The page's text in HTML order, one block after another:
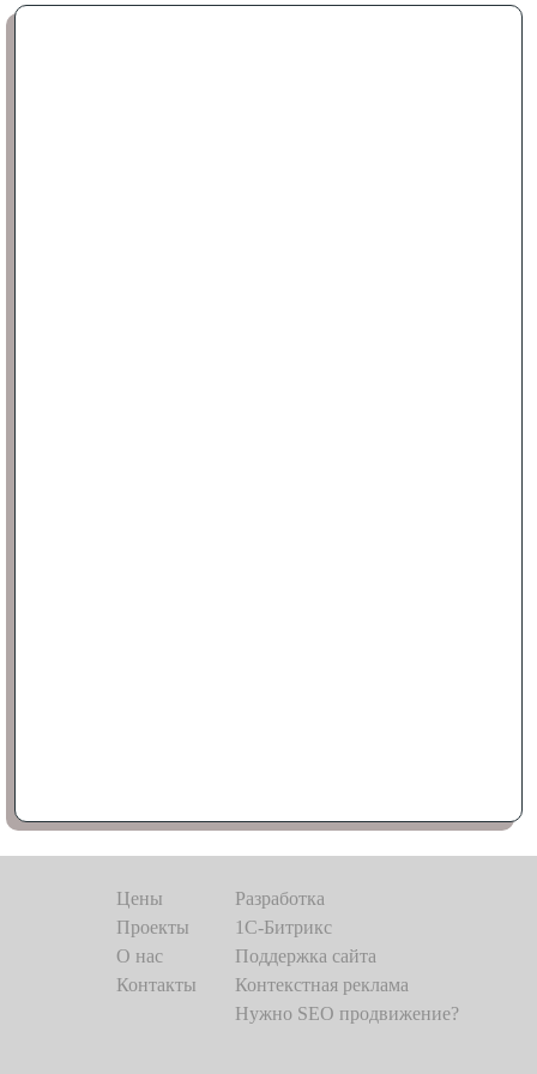
Цены
Проекты
О нас
Контакты
Разработка
1C-Битрикс
Поддержка сайта
Контекстная реклама
Нужно SEO продвижение?